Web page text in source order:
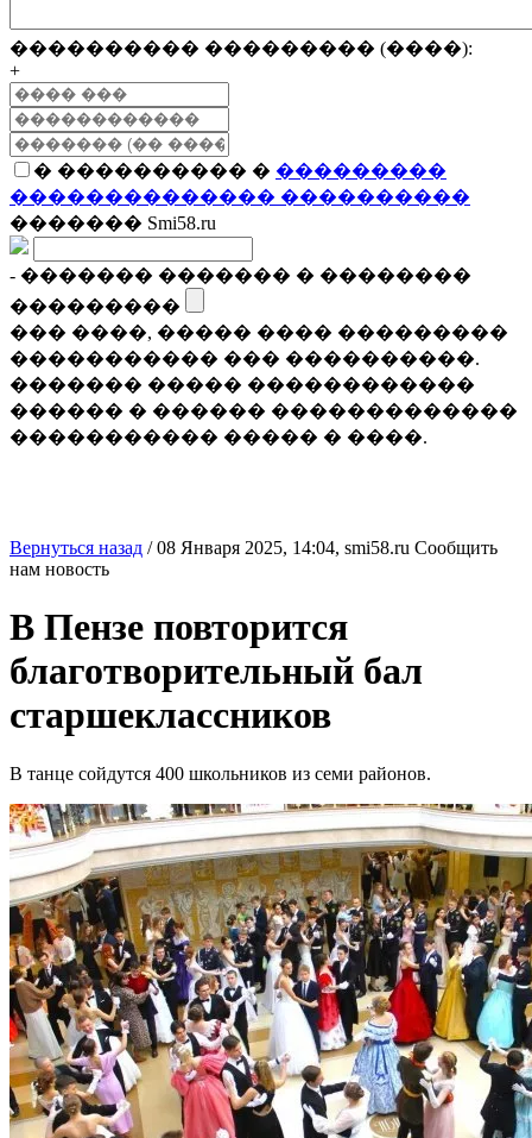
���������� ��������� (����):
+
� ���������� � ���������
�������������� ����������
������� Smi58.ru
- ������� ������� � ��������
���������
��� ����, ����� ���� ���������
����������� ��� ����������.
������� ����� ������������
������ � ������ �������������
����������� ����� � ����.
Вернуться назад /08 Января 2025, 14:04, smi58.ru Сообщить
нам новость
В Пензе повторится
благотворительный бал
старшеклассников
В танце сойдутся 400 школьников из семи районов.